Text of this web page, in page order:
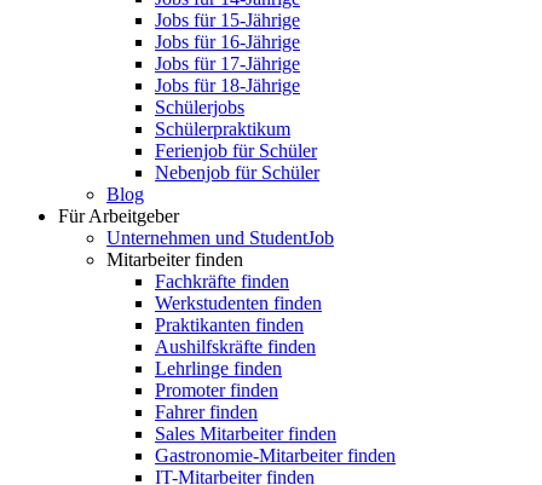
Jobs für 15-Jährige
Jobs für 16-Jährige
Jobs für 17-Jährige
Jobs für 18-Jährige
Schülerjobs
Schülerpraktikum
Ferienjob für Schüler
Nebenjob für Schüler
Blog
Für Arbeitgeber
Unternehmen und StudentJob
Mitarbeiter finden
Fachkräfte finden
Werkstudenten finden
Praktikanten finden
Aushilfskräfte finden
Lehrlinge finden
Promoter finden
Fahrer finden
Sales Mitarbeiter finden
Gastronomie-Mitarbeiter finden
IT-Mitarbeiter finden